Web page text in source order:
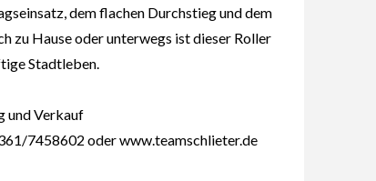
dem flachen Durchstieg und dem
zu Hause oder unterwegs ist dieser Roller
Stadtleben.
und Verkauf
7458602 oder www.teamschlieter.de